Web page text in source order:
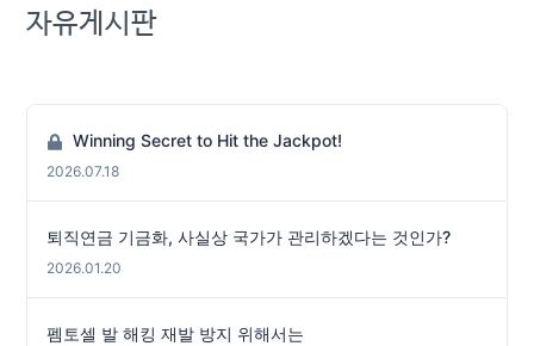
자유게시판
Winning Secret to Hit the Jackpot!
2026.07.18
퇴직연금 기금화, 사실상 국가가 관리하겠다는 것인가?
2026.01.20
펨토셀 발 해킹 재발 방지 위해서는